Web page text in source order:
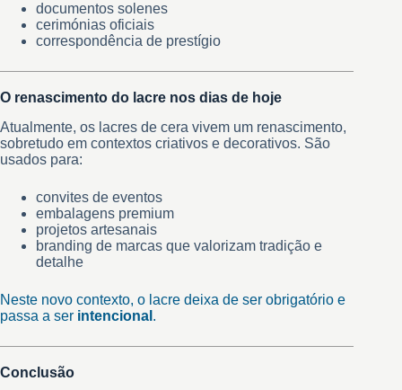
documentos solenes
cerimónias oficiais
correspondência de prestígio
O renascimento do lacre nos dias de hoje
Atualmente, os lacres de cera vivem um renascimento,
sobretudo em contextos criativos e decorativos. São
usados para:
convites de eventos
embalagens premium
projetos artesanais
branding de marcas que valorizam tradição e
detalhe
Neste novo contexto, o lacre deixa de ser obrigatório e
passa a ser intencional .
Conclusão